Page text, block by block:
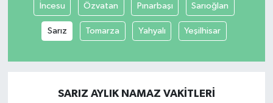
İncesu Özvatan Pınarbaşı Sarıoğlan
Sarız Tomarza Yahyalı Yeşilhisar
SARIZ AYLIK NAMAZ VAKITLERI